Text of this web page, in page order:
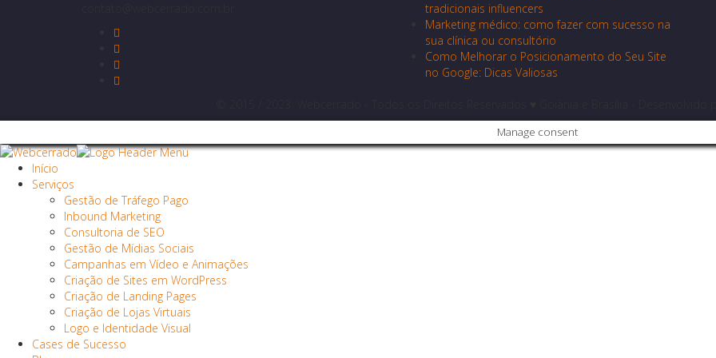
tradicionais influencers
Marketing médico: como fazer com sucesso na
sua clínica ou consultório
Como Melhorar o Posicionamento do Seu Site
no Google: Dicas Valiosas
Manage consent
Início
Serviços
Gestão de Tráfego Pago
Inbound Marketing
Consultoria de SEO
Gestão de Mídias Sociais
Campanhas em Vídeo e Animações
Criação de Sites em WordPress
Criação de Landing Pages
Criação de Lojas Virtuais
Logo e Identidade Visual
Cases de Sucesso